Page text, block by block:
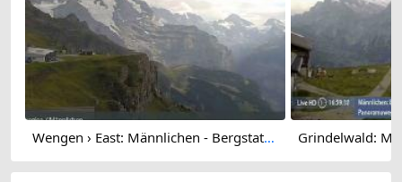
Wengen › East: Männlichen - Bergstation Sesselbahn Männlichen